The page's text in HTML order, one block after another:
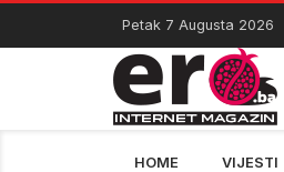
Skip
content
Petak 7 Augusta 2026
HOME VIJESTI